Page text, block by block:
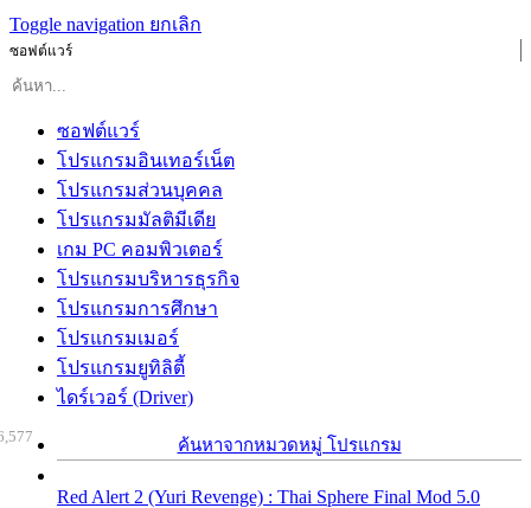
Toggle navigation ยกเลิก
ซอฟต์แวร์
ซอฟต์แวร์
โปรแกรมอินเทอร์เน็ต
โปรแกรมส่วนบุคคล
โปรแกรมมัลติมีเดีย
เกม PC คอมพิวเตอร์
โปรแกรมบริหารธุรกิจ
โปรแกรมการศึกษา
โปรแกรมเมอร์
โปรแกรมยูทิลิตี้
ไดร์เวอร์ (Driver)
ค้นหาจากหมวดหมู่ โปรแกรม
Red Alert 2 (Yuri Revenge) : Thai Sphere Final Mod 5.0